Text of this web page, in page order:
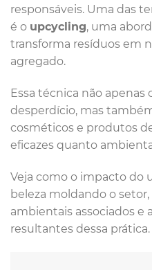
responsáveis. Uma das
é o upcycling, uma
transforma resíduos em
agregado.
Essa técnica não
desperdício, mas
cosméticos e produtos
eficazes quanto
Veja como o impacto do
beleza moldando o
ambientais associados e
resultantes dessa prática.